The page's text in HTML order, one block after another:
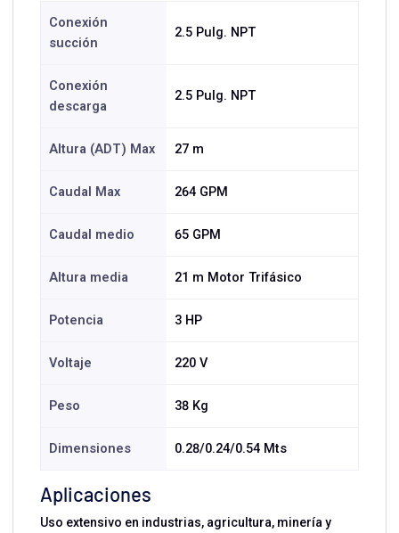
Conexión
succión
2.5 Pulg. NPT
Conexión
descarga
2.5 Pulg. NPT
Altura (ADT) Max 27 m
Caudal Max 264 GPM
Caudal medio 65 GPM
Altura media 21 m Motor Trifásico
Potencia 3 HP
Voltaje 220 V
Peso 38 Kg
Dimensiones 0.28/0.24/0.54 Mts
Aplicaciones
Uso extensivo en industrias, agricultura, minería y